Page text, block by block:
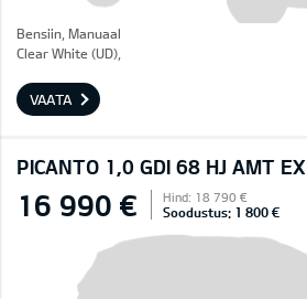
Bensiin, Manuaal
Clear White (UD),
VAATA
PICANTO 1,0 GDI 68 HJ AMT EX
16 990 € Hind: 18 790 €
Soodustus: 1 800 €